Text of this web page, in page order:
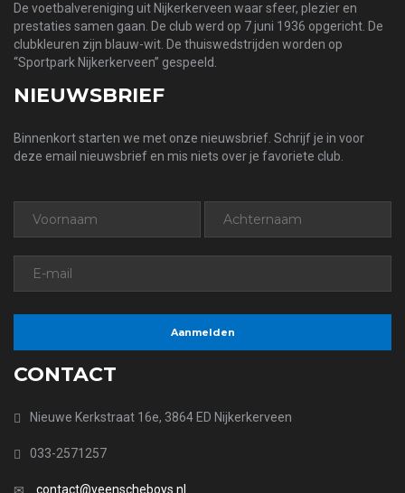
De voetbalvereniging uit Nijkerkerveen waar sfeer, plezier en
prestaties samen gaan. De club werd op 7 juni 1936 opgericht. De
clubkleuren zijn blauw-wit. De thuiswedstrijden worden op
“Sportpark Nijkerkerveen” gespeeld.
NIEUWSBRIEF
Binnenkort starten we met onze nieuwsbrief. Schrijf je in voor
deze email nieuwsbrief en mis niets over je favoriete club.
CONTACT
Nieuwe Kerkstraat 16e, 3864 ED Nijkerkerveen
033-2571257
contact@veenscheboys.nl